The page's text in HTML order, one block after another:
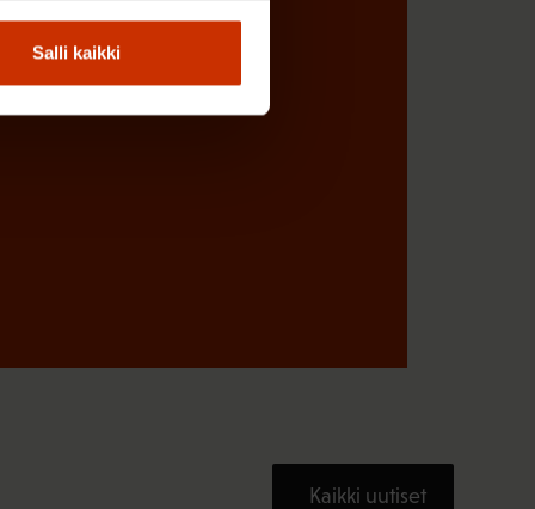
Salli kaikki
Kaikki uutiset